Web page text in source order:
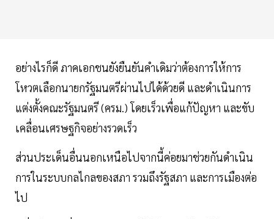
อย่างไรก็ดี ภาคเอกชนยังยืนยันคำเดิมว่าต้องการให้การ
โหวตเลือกนายกรัฐมนตรีผ่านไปได้ด้วยดี และดำเนินการ
แต่งตั้งคณะรัฐมนตรี (ครม.) โดยเร็วเพื่อแก้ปัญหา และขับ
เคลื่อนเศรษฐกิจอย่างรวดเร็ว
ส่วนประเด็นอื่นนอกเหนือไปจากนี้ค่อยมาช่วยกันดำเนิน
การในระบบกลไกลของสภา รวมถึงรัฐสภา และการเมืองต่อ
ไป